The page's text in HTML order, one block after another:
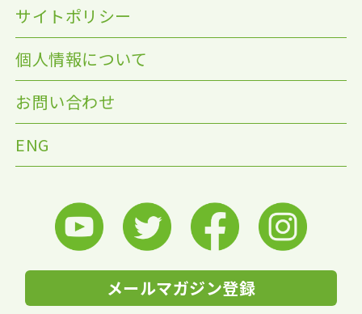
サイトポリシー
個人情報について
お問い合わせ
ENG
メールマガジン登録